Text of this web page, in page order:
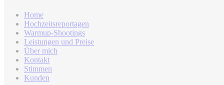
Home
Hochzeitsreportagen
Warmup-Shootings
Leistungen und Preise
Über mich
Kontakt
Stimmen
Kunden